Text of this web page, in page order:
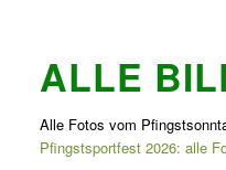
ALLE
Alle Fotos vom
Pfingstsportfest 2026: alle